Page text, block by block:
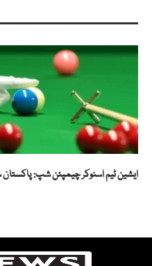
ایشین ٹیم اسنوکر چیمپئن شپ: پاکستان